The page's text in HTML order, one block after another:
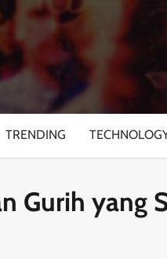
TRENDING
Gurih yang